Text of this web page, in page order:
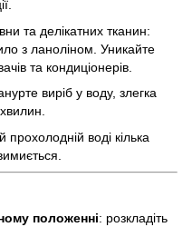
та делікатних тканин:
з ланоліном. Уникайте
та кондиціонерів.
виріб у воду, злегка
воді кілька
положенні: розкладіть